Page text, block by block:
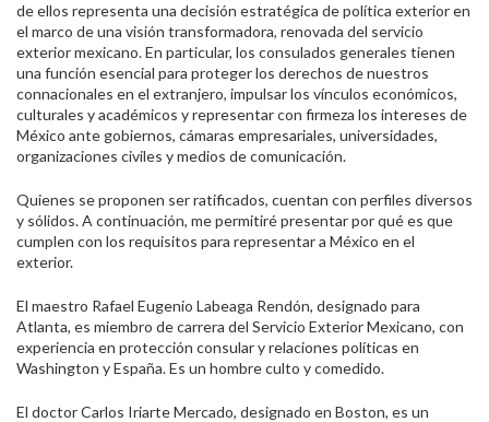
de ellos representa una decisión estratégica de política exterior en
el marco de una visión transformadora, renovada del servicio
exterior mexicano. En particular, los consulados generales tienen
una función esencial para proteger los derechos de nuestros
connacionales en el extranjero, impulsar los vínculos económicos,
culturales y académicos y representar con firmeza los intereses de
México ante gobiernos, cámaras empresariales, universidades,
organizaciones civiles y medios de comunicación.
Quienes se proponen ser ratificados, cuentan con perfiles diversos
y sólidos. A continuación, me permitiré presentar por qué es que
cumplen con los requisitos para representar a México en el
exterior.
El maestro Rafael Eugenio Labeaga Rendón, designado para
Atlanta, es miembro de carrera del Servicio Exterior Mexicano, con
experiencia en protección consular y relaciones políticas en
Washington y España. Es un hombre culto y comedido.
El doctor Carlos Iriarte Mercado, designado en Boston, es un